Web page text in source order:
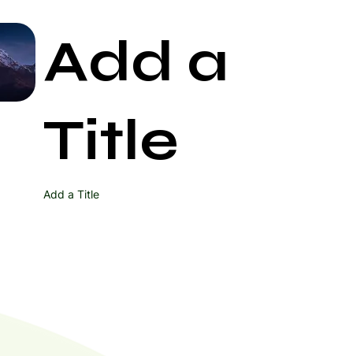
Add a
Title
Add a Title